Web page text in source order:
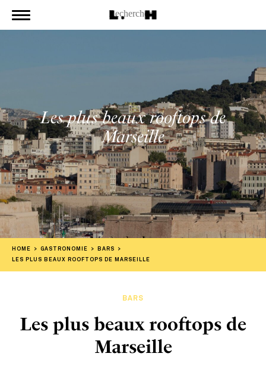
Les plus beaux rooftops de
Marseille
HOME GASTRONOMIE
BARS
LES PLUS BEAUX ROOFTOPS DE MARSEILLE
BARS
Les plus beaux rooftops de
Marseille